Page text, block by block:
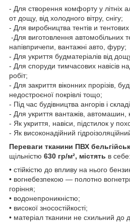
- Для створення комфорту у літніх
от дощу, від холодного вітру, снігу;
- Для виробництва тентів и тентових
-Для виготовлення автомобільних
напівпричепи, вантажні авто, фуру;
- Для укриття будматеріалів від
- Для споруди тимчасових навісів
робіт;
- Для закриття віконних прорізів,
недостроєної покрівлі тощо;
- Під час будівництва ангорів і
- Для укриття вантажів, автомашин,
- Як укриття, навіси, підстилок у
- Як високонадійний
Переваги тканини ПВХ
щільністю 630 гр/м², містять в себе:
• стійкістю до впливу на нього
• вогнебезпекою — полотно
горіння;
• водонепроникністю;
• високої зносостійкості;
• матеріал тканини не схильний до